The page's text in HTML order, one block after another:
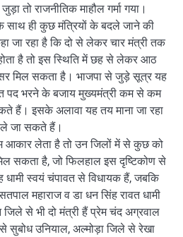
तो राजनीतिक माहौल गर्मा गया।
साथ ही कुछ मंत्रियों के बदले जाने की
जा रहा है कि दो से लेकर चार मंत्री तक
है तो इस स्थिति में छह से लेकर आठ
मिल सकता है। भाजपा से जुड़े सूत्र यह
पद भरने के बजाय मुख्यमंत्री कम से कम
हैं। इसके अलावा यह तय माना जा रहा
जा सकते हैं।
आकार लेता है तो उन जिलों में से कुछ को
सकता है, जो फिलहाल इस दृष्टिकोण से
धामी स्वयं चंपावत से विधायक हैं, जबकि
महाराज व डा धन सिंह रावत धामी
जिले से भी दो मंत्री हैं प्रेम चंद अग्रवाल
सुबोध उनियाल, अल्मोड़ा जिले से रेखा